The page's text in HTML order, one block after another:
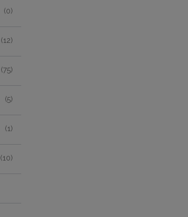
(0)
(12)
(75)
(5)
(1)
(10)